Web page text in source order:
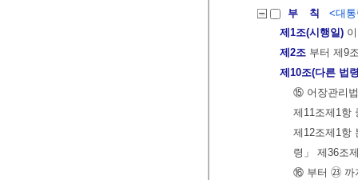
부 칙
<대
제1조(시행일)
제2조 부터 제9
제10조(다른 법
⑮ 어장관리
제11조제1항
제12조제1항
령」 제36조
⑯ 부터 ㉓ 까